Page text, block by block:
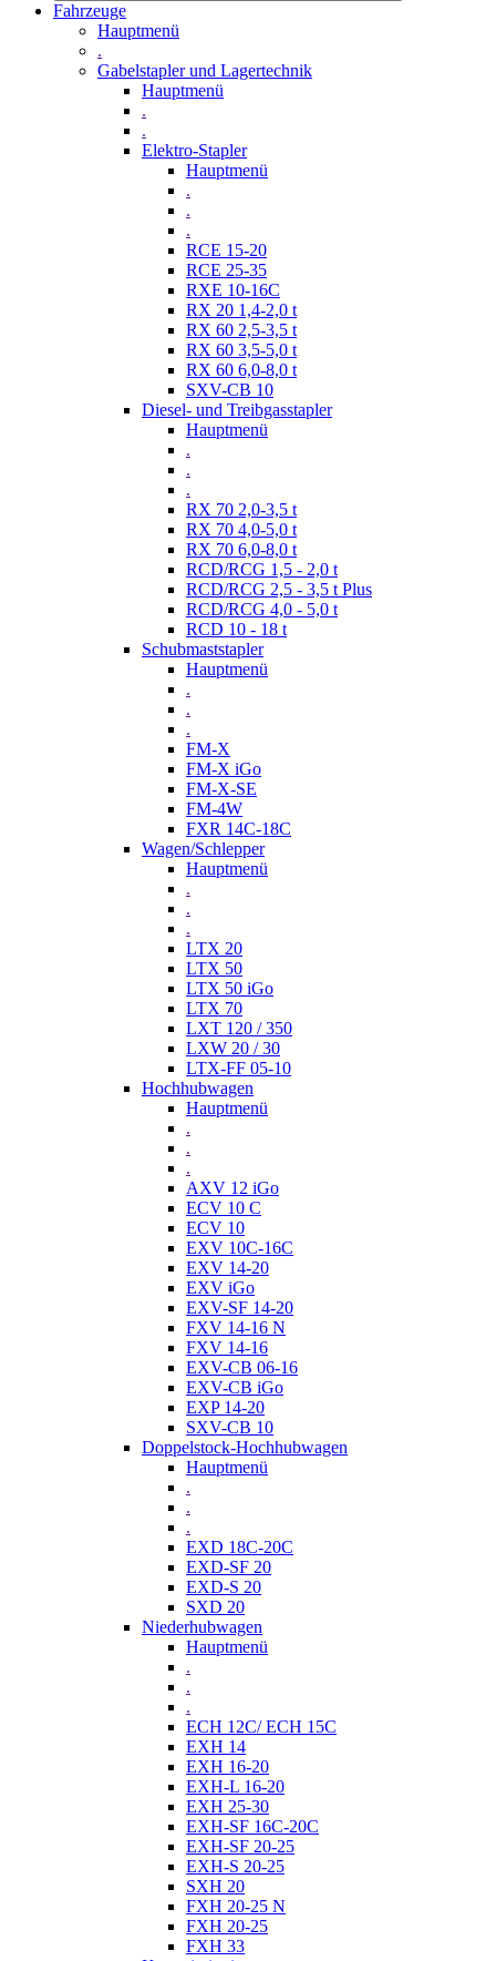
Fahrzeuge
Hauptmenü
.
Gabelstapler und Lagertechnik
Hauptmenü
.
.
Elektro-Stapler
Hauptmenü
.
.
.
RCE 15-20
RCE 25-35
RXE 10-16C
RX 20 1,4-2,0 t
RX 60 2,5-3,5 t
RX 60 3,5-5,0 t
RX 60 6,0-8,0 t
SXV-CB 10
Diesel- und Treibgasstapler
Hauptmenü
.
.
.
RX 70 2,0-3,5 t
RX 70 4,0-5,0 t
RX 70 6,0-8,0 t
RCD/RCG 1,5 - 2,0 t
RCD/RCG 2,5 - 3,5 t Plus
RCD/RCG 4,0 - 5,0 t
RCD 10 - 18 t
Schubmaststapler
Hauptmenü
.
.
.
FM-X
FM-X iGo
FM-X-SE
FM-4W
FXR 14C-18C
Wagen/Schlepper
Hauptmenü
.
.
.
LTX 20
LTX 50
LTX 50 iGo
LTX 70
LXT 120 / 350
LXW 20 / 30
LTX-FF 05-10
Hochhubwagen
Hauptmenü
.
.
.
AXV 12 iGo
ECV 10 C
ECV 10
EXV 10C-16C
EXV 14-20
EXV iGo
EXV-SF 14-20
FXV 14-16 N
FXV 14-16
EXV-CB 06-16
EXV-CB iGo
EXP 14-20
SXV-CB 10
Doppelstock-Hochhubwagen
Hauptmenü
.
.
.
EXD 18C-20C
EXD-SF 20
EXD-S 20
SXD 20
Niederhubwagen
Hauptmenü
.
.
.
ECH 12C/ ECH 15C
EXH 14
EXH 16-20
EXH-L 16-20
EXH 25-30
EXH-SF 16C-20C
EXH-SF 20-25
EXH-S 20-25
SXH 20
FXH 20-25 N
FXH 20-25
FXH 33